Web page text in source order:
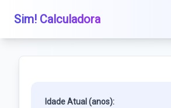
Sim! Calculadora
Idade Atual (anos):